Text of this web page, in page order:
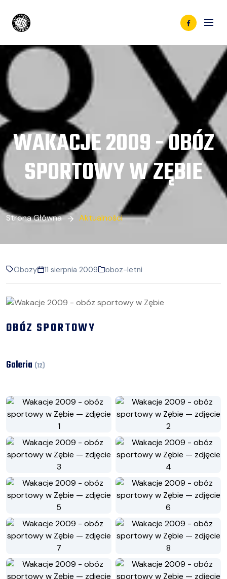
WAKACJE 2009 - OBÓZ
SPORTOWY W ZĘBIE
Strona Główna Aktualności
Obozy 11 sierpnia 2009 oboz-letni
OBÓZ SPORTOWY
Galeria (12)